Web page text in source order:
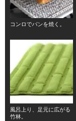
コンロでパンを焼く。
風呂上り、足元に広がる
竹林。